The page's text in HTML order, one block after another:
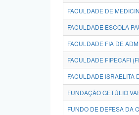
FACULDADE DE
FACULDADE ESCOLA
FACULDADE FIA DE
FACULDADE FIPECAFI
FACULDADE ISRAELITA
FUNDAÇÃO GETÚLIO
FUNDO DE DEFESA DA